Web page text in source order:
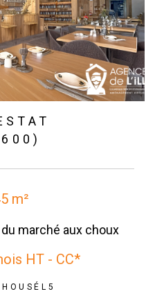
m²
marché aux choux
HT - CC*